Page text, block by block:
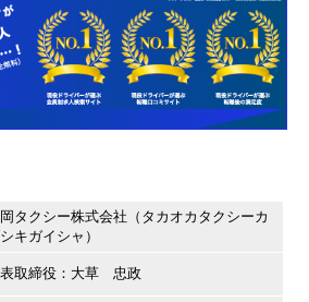
タクシー株式会社（タカオカタクシーカ
キガイシャ）
取締役：大草 忠政